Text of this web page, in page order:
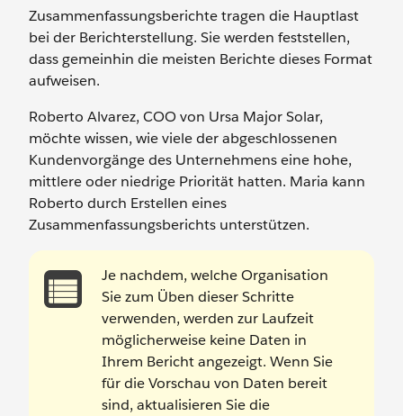
Zusammenfassungsberichte tragen die Hauptlast
bei der Berichterstellung. Sie werden feststellen,
dass gemeinhin die meisten Berichte dieses Format
aufweisen.
Roberto Alvarez, COO von Ursa Major Solar,
möchte wissen, wie viele der abgeschlossenen
Kundenvorgänge des Unternehmens eine hohe,
mittlere oder niedrige Priorität hatten. Maria kann
Roberto durch Erstellen eines
Zusammenfassungsberichts unterstützen.
Je nachdem, welche Organisation
Sie zum Üben dieser Schritte
verwenden, werden zur Laufzeit
möglicherweise keine Daten in
Ihrem Bericht angezeigt. Wenn Sie
für die Vorschau von Daten bereit
sind, aktualisieren Sie die